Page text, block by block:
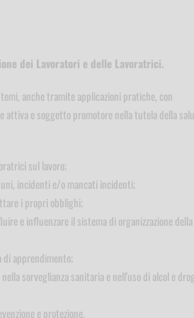
dei Lavoratori e delle Lavoratrici.
anche tramite applicazioni pratiche, con
e soggetto promotore nella tutela della
sul lavoro;
incidenti e/o mancati incidenti;
i propri obblighi;
e influenzare il sistema di organizzazione della
apprendimento;
sorveglianza sanitaria e nell'uso di alcol e
e protezione.